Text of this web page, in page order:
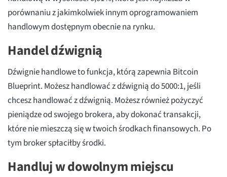
porównaniu z jakimkolwiek innym oprogramowaniem
handlowym dostępnym obecnie na rynku.
Handel dźwignią
Dźwignie handlowe to funkcja, którą zapewnia Bitcoin
Blueprint. Możesz handlować z dźwignią do 5000:1, jeśli
chcesz handlować z dźwignią. Możesz również pożyczyć
pieniądze od swojego brokera, aby dokonać transakcji,
które nie mieszczą się w twoich środkach finansowych. Po
tym broker spłaciłby środki.
Handluj w dowolnym miejscu